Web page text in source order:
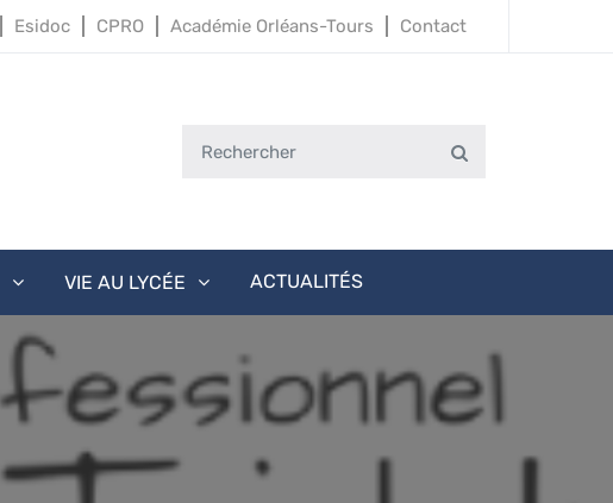
Esidoc CPRO Académie Orléans-Tours Contact
for:
Search
VIE AU LYCÉE ACTUALITÉS